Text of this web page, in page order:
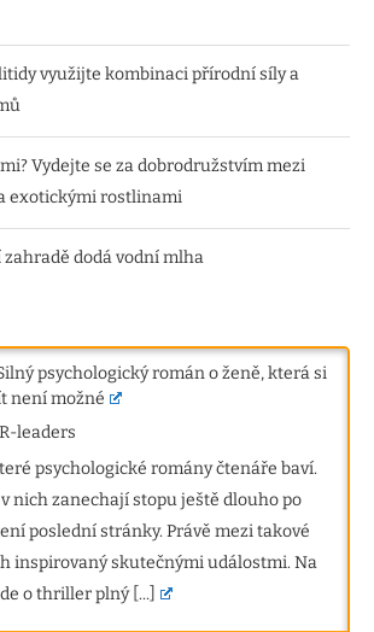
využijte kombinaci přírodní síly a
Vydejte se za dobrodružstvím mezi
exotickými rostlinami
zahradě dodá vodní mlha
psychologický román o ženě, která si
není možné
leaders
psychologické romány čtenáře baví.
nich zanechají stopu ještě dlouho po
poslední stránky. Právě mezi takové
inspirovaný skutečnými událostmi. Na
o thriller plný [...]